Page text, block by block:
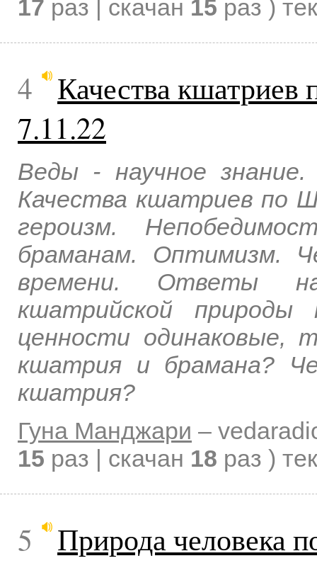
17 раз | скачан 15 раз )
4
Качества
7.11.22
Веды - научное
Качества кшатриев по
героизм.
браманам. Оптимизм.
времени. Ответы
кшатрийской
ценности одинаковые,
кшатрия и брамана?
кшатрия?
Гуна Манджари –
15 раз | скачан 18 раз )
5 Природа человека